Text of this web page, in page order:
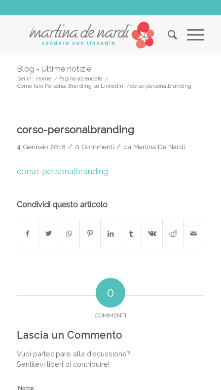
Blog - Ultime notizie
Sei in: Home / Pagina aziendale /
Come fare Personal Branding su LinkedIn / corso-personalbranding
corso-personalbranding
4 Gennaio 2018 / 0 Commenti / da Martina De Nardi
corso-personalbranding
Condividi questo articolo
0
COMMENTI
Lascia un Commento
Vuoi partecipare alla discussione?
Sentitevi liberi di contribuire!
Nome *